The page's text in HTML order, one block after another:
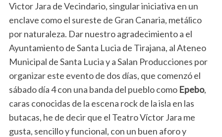
Victor Jara de Vecindario, singular iniciativa en un
enclave como el sureste de Gran Canaria, metálico
por naturaleza. Dar nuestro agradecimiento a el
Ayuntamiento de Santa Lucia de Tirajana, al Ateneo
Municipal de Santa Lucia y a Salan Producciones por
organizar este evento de dos días, que comenzó el
sábado día 4 con una banda del pueblo como Epebo,
caras conocidas de la escena rock de la isla en las
butacas, he de decir que el Teatro Víctor Jara me
gusta, sencillo y funcional, con un buen aforo y